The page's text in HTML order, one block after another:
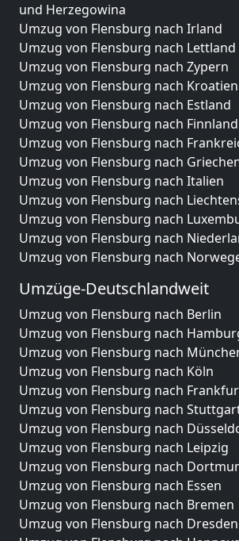
und Herzegowina
Umzug von Flensburg nach Irland
Umzug von Flensburg nach Lettland
Umzug von Flensburg nach Zypern
Umzug von Flensburg nach Kroatien
Umzug von Flensburg nach Estland
Umzug von Flensburg nach Finnland
Umzug von Flensburg nach
Umzug von Flensburg nach
Umzug von Flensburg nach Italien
Umzug von Flensburg nach
Umzug von Flensburg nach
Umzug von Flensburg nach
Umzug von Flensburg nach
Umzüge-Deutschlandweit
Umzug von Flensburg nach Berlin
Umzug von Flensburg nach
Umzug von Flensburg nach
Umzug von Flensburg nach Köln
Umzug von Flensburg nach
Umzug von Flensburg nach
Umzug von Flensburg nach
Umzug von Flensburg nach Leipzig
Umzug von Flensburg nach
Umzug von Flensburg nach Essen
Umzug von Flensburg nach Bremen
Umzug von Flensburg nach Dresden